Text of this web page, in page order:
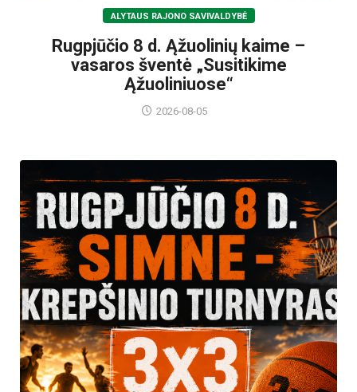
ALYTAUS RAJONO SAVIVALDYBĖ
Rugpjūčio 8 d. Ąžuolinių kaime –
vasaros šventė „Susitikime
Ąžuoliniuose“
2026-08-05